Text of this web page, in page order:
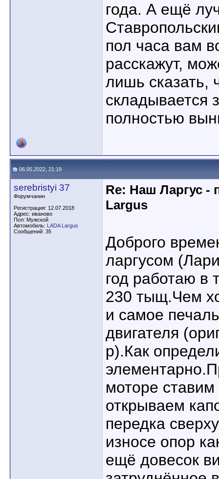
года. А ещё
пол часа вам
расскажут,
лишь сказать,
складывается
полностью
06.05.2022, 21:19
serebristyi 37
Форумчанин
Регистрация: 12.07.2018
Адрес: иваново
Пол: Мужской
Автомобиль: LADA Largus
Сообщений: 35
Re: Наш Ларгус -
Largus
Доброго
ларгусом
год работаю в
230 тыщ.Чем
и самое
двигателя
р).Как
моторе
открываем
передка
износе опор
ещё довесок